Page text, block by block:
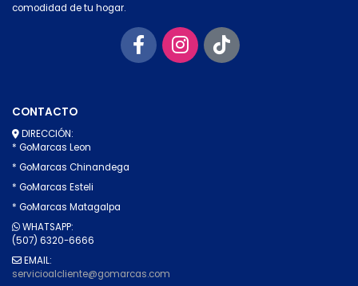
comodidad de tu hogar.
CONTACTO
DIRECCIÓN:
* GoMarcas Leon
* GoMarcas Chinandega
* GoMarcas Esteli
* GoMarcas Matagalpa
WHATSAPP:
(507) 6320-6666
EMAIL:
servicioalcliente@gomarcas.com